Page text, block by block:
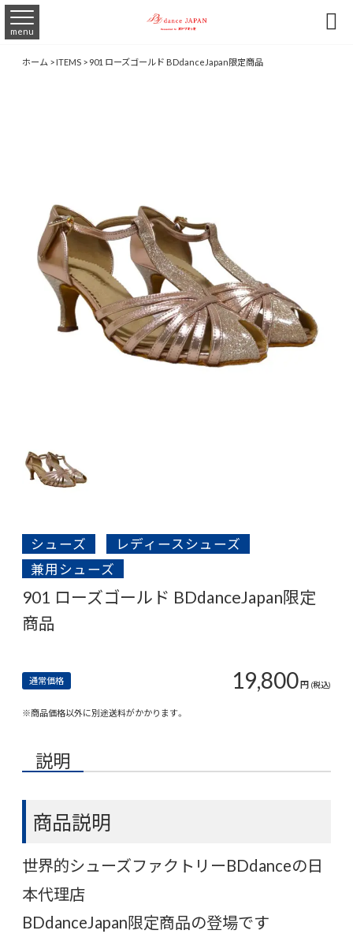
menu 
ホーム>ITEMS>901 ローズゴールド BDdanceJapan限定商品
シューズ
レディースシューズ
兼用シューズ
901 ローズゴールド BDdanceJapan限定
商品
通常価格 19,800円 (税込)
※商品価格以外に別途送料がかかります。
説明
商品説明
世界的シューズファクトリーBDdanceの日
本代理店
BDdanceJapan限定商品の登場です